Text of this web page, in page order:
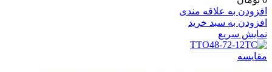
افزودن به علاقه مندی
افزودن به سبد خرید
نمایش سریع
مقايسه